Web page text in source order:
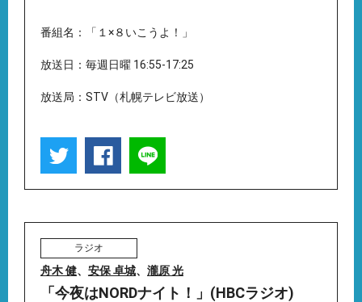
番組名：「１×８いこうよ！」
放送日：毎週日曜 16:55-17:25
放送局：STV（札幌テレビ放送）
ラジオ
舟木 健、 安保 卓城、 瀧原 光
「今夜はNORDナイト！」(HBCラジオ)